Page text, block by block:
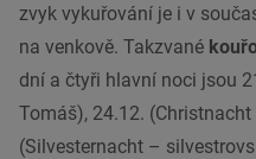
zvyk vykuřování je i v
na venkově. Takzvané
dní a čtyři hlavní noci jsou
Tomáš), 24.12.
(Silvesternacht –